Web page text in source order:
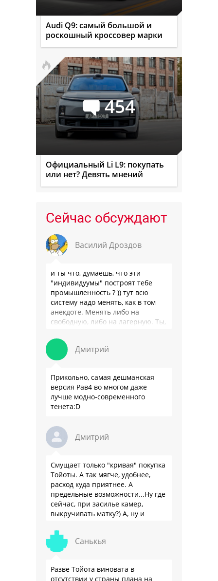
Audi Q9: самый большой и
роскошный кроссовер марки
454
Официальный Li L9: покупать
или нет? Девять мнений
Сейчас обсуждают
Василий Дроздов
и ты что, думаешь, что эти
"индивидуумы" построят тебе
промышленность ? )) тут всю
систему надо менять, как в том
анекдоте. Менять либо на
свободную, либо на лагерную. Ты,
Дмитрий
Прикольно, самая дешманская
версия Рав4 во многом даже
лучше модно-современного
тенета:D
Дмитрий
Смущает только "кривая" покупка
Тойоты. А так мягче, удобнее,
расход куда приятнее. А
предельные возможности...Ну где
сейчас, при засилье камер,
выкручивать матку?) А, ну и
забываем.
Санькья
Разве Тойота виновата в
отсутствии у страны плана на